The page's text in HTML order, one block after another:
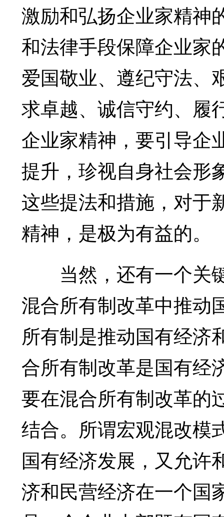
激励和弘扬企业家精神
和法律手段保障企业家
爱国敬业、遵纪守法、
求卓越、诚信守约、履
企业家精神，要引导企
提升，珍视自身社会形
这些提法和措施，对于
精神，是极为有益的。
当然，还有一个关
混合所有制改革中推动
所有制是推动国有经济
合所有制改革是国有经
要在混合所有制改革的
结合。所谓宏观混改模
国有经济发展，又允许
济和民营经济在一个国